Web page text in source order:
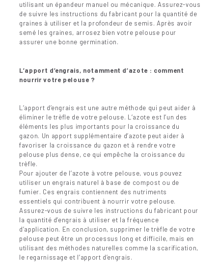
utilisant un épandeur manuel ou mécanique. Assurez-vous
de suivre les instructions du fabricant pour la quantité de
graines à utiliser et la profondeur de semis. Après avoir
semé les graines, arrosez bien votre pelouse pour
assurer une bonne germination.
L’apport d’engrais, notamment d’azote : comment
nourrir votre pelouse ?
L’apport d’engrais est une autre méthode qui peut aider à
éliminer le trèfle de votre pelouse. L’azote est l’un des
éléments les plus importants pour la croissance du
gazon. Un apport supplémentaire d’azote peut aider à
favoriser la croissance du gazon et à rendre votre
pelouse plus dense, ce qui empêche la croissance du
trèfle.
Pour ajouter de l’azote à votre pelouse, vous pouvez
utiliser un engrais naturel à base de compost ou de
fumier. Ces engrais contiennent des nutriments
essentiels qui contribuent à nourrir votre pelouse.
Assurez-vous de suivre les instructions du fabricant pour
la quantité d’engrais à utiliser et la fréquence
d’application. En conclusion, supprimer le trèfle de votre
pelouse peut être un processus long et difficile, mais en
utilisant des méthodes naturelles comme la scarification,
le regarnissage et l’apport d’engrais.